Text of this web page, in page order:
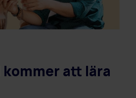
kommer att lära